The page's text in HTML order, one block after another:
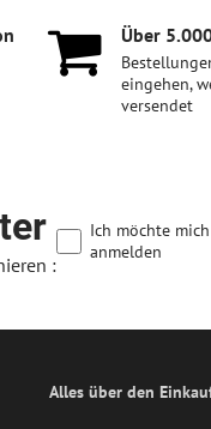
Über
eingehen,
versendet
:
Ich möchte
anmelden
Alles über den